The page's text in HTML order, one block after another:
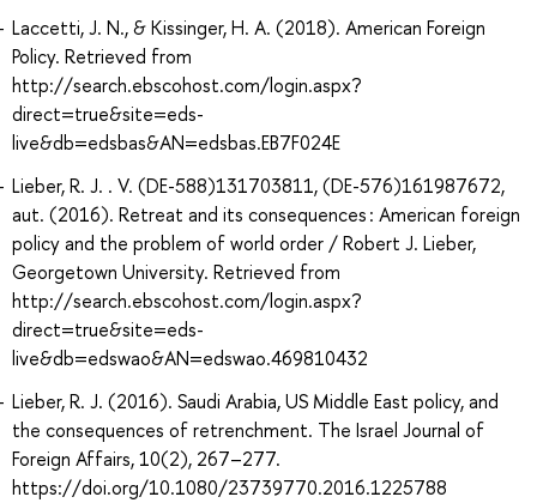
Laccetti, J. N., & Kissinger, H. A. (2018). American Foreign
Policy. Retrieved from
http://search.ebscohost.com/login.aspx?
direct=true&site=eds-
live&db=edsbas&AN=edsbas.EB7F024E
Lieber, R. J. . V. (DE-588)131703811, (DE-576)161987672,
aut. (2016). Retreat and its consequences : American foreign
policy and the problem of world order / Robert J. Lieber,
Georgetown University. Retrieved from
http://search.ebscohost.com/login.aspx?
direct=true&site=eds-
live&db=edswao&AN=edswao.469810432
Lieber, R. J. (2016). Saudi Arabia, US Middle East policy, and
the consequences of retrenchment. The Israel Journal of
Foreign Affairs, 10(2), 267–277.
https://doi.org/10.1080/23739770.2016.1225788